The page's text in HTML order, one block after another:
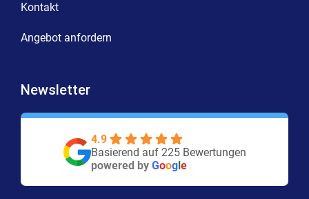
Kontakt
Angebot anfordern
Newsletter
4.9
Basierend auf 225 Bewertungen
powered by Googl e